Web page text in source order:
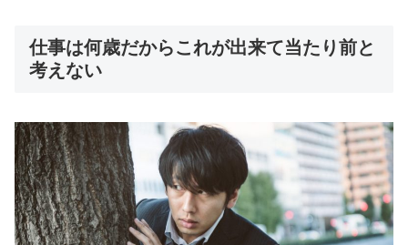
仕事は何歳だからこれが出来て当たり前と
考えない